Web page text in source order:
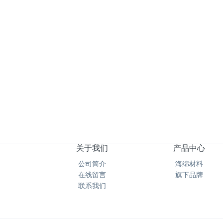
关于我们
公司简介
在线留言
联系我们
产品中心
海绵材料
旗下品牌